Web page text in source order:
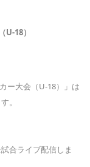
U-18）
ー大会（U-18）」は
。
合ライブ配信しま